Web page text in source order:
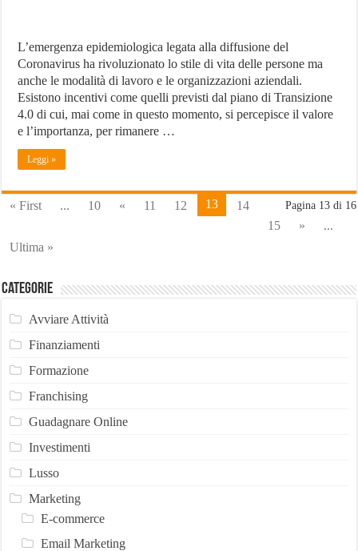
L’emergenza epidemiologica legata alla diffusione del
Coronavirus ha rivoluzionato lo stile di vita delle persone ma
anche le modalità di lavoro e le organizzazioni aziendali.
Esistono incentivi come quelli previsti dal piano di Transizione
4.0 di cui, mai come in questo momento, si percepisce il valore
e l’importanza, per rimanere …
Leggi »
Pagina 13 di 16
« First ... 10 « 11 12 13
14
15
»
...
Ultima »
Categorie
Avviare Attività
Finanziamenti
Formazione
Franchising
Guadagnare Online
Investimenti
Lusso
Marketing
E-commerce
Email Marketing